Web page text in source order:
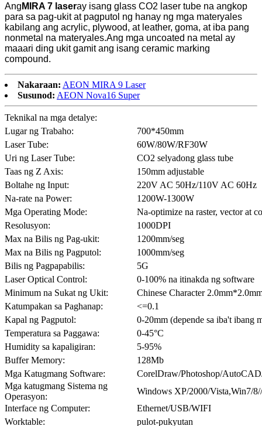
Ang MIRA 7 laseray isang glass CO2 laser tube na angkop
para sa pag-ukit at pagputol ng hanay ng mga materyales
kabilang ang acrylic, plywood, at leather, goma, at iba pang
nonmetal na materyales.Ang mga uncoated na metal ay
maaari ding ukit gamit ang isang ceramic marking
compound.
Nakaraan: AEON MIRA 9 Laser
Susunod: AEON Nova16 Super
Teknikal na mga detalye:
Lugar ng Trabaho:
700*450mm
Laser Tube:
60W/80W/RF30W
Uri ng Laser Tube:
CO2 selyadong glass tube
Taas ng Z Axis:
150mm adjustable
Boltahe ng Input:
220V AC 50Hz/110V AC 60Hz
Na-rate na Power:
1200W-1300W
Mga Operating Mode:
Na-optimize na raster, vector at
Resolusyon:
1000DPI
Max na Bilis ng Pag-ukit:
1200mm/seg
Max na Bilis ng Pagputol:
1000mm/seg
Bilis ng Pagpapabilis:
5G
Laser Optical Control:
0-100% na itinakda ng software
Minimum na Sukat ng Ukit:
Chinese Character
Katumpakan sa Paghanap:
<=0.1
Kapal ng Pagputol:
0-20mm (depende sa iba't ibang
Temperatura sa Paggawa:
0-45°C
Humidity sa kapaligiran:
5-95%
Buffer Memory:
128Mb
Mga Katugmang Software:
CorelDraw/Photoshop/
Mga katugmang Sistema ng
Operasyon:
Windows XP/2000/Vista,Win7/
Interface ng Computer:
Ethernet/USB/WIFI
Worktable:
pulot-pukyutan